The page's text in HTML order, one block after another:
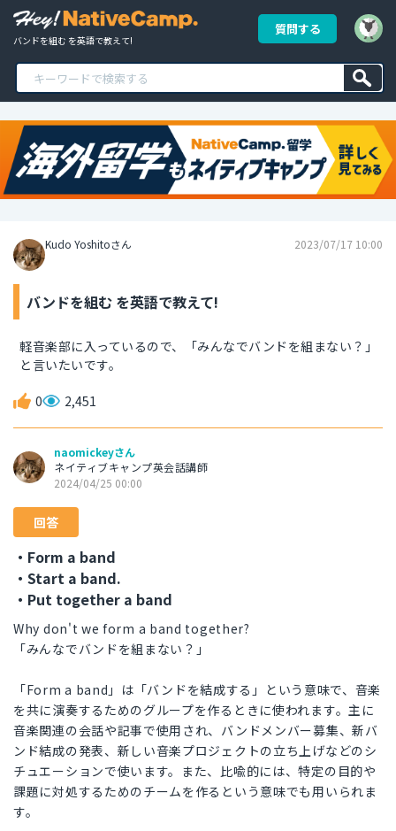
バンドを組む を英語で教えて!
質問する
Kudo Yoshitoさん 2023/07/17 10:00
バンドを組む を英語で教えて!
軽音楽部に入っているので、「みんなでバンドを組まない？」
と言いたいです。
0 2,451
naomickeyさん
ネイティブキャンプ英会話講師
2024/04/25 00:00
回答
・Form a band
・Start a band.
・Put together a band
Why don't we form a band together?
「みんなでバンドを組まない？」
「Form a band」は「バンドを結成する」という意味で、音楽
を共に演奏するためのグループを作るときに使われます。主に
音楽関連の会話や記事で使用され、バンドメンバー募集、新バ
ンド結成の発表、新しい音楽プロジェクトの立ち上げなどのシ
チュエーションで使います。また、比喩的には、特定の目的や
課題に対処するためのチームを作るという意味でも用いられま
す。